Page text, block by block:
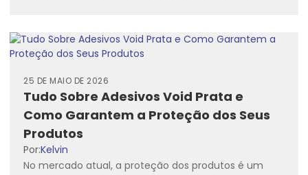
Tudo Sobre Adesivos Void Prata e
Como Garantem a Proteção dos Seus
Produtos
25 DE MAIO DE 2026
Por:Kelvin
No mercado atual, a proteção dos produtos é um